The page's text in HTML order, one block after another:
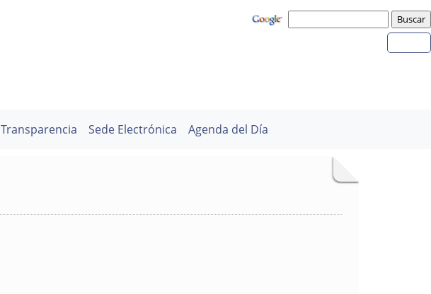
Transparencia Sede Electrónica Agenda del Día